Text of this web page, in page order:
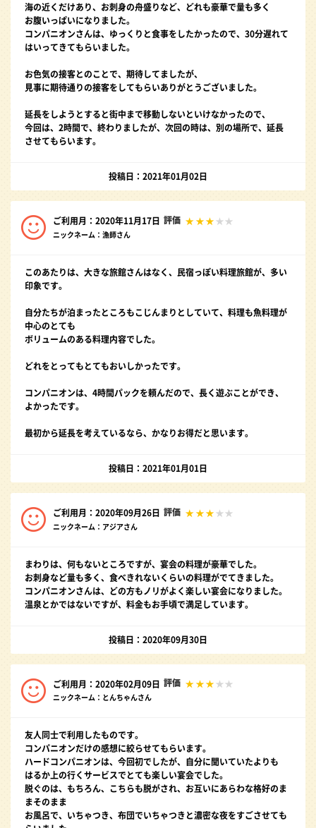
海の近くだけあり、お刺身の舟盛りなど、どれも豪華で量も多く
お腹いっぱいになりました。
コンパニオンさんは、ゆっくりと食事をしたかったので、30分遅れて
はいってきてもらいました。
お色気の接客とのことで、期待してましたが、
見事に期待通りの接客をしてもらいありがとうございました。
延長をしようとすると街中まで移動しないといけなかったので、
今回は、2時間で、終わりましたが、次回の時は、別の場所で、延長
させてもらいます。
投稿日：2021年01月02日
ご利用月：2020年11月17日 評価
ニックネーム：漁師さん
このあたりは、大きな旅館さんはなく、民宿っぽい料理旅館が、多い
印象です。
自分たちが泊まったところもこじんまりとしていて、料理も魚料理が
中心のとても
ボリュームのある料理内容でした。
どれをとってもとてもおいしかったです。
コンパニオンは、4時間パックを頼んだので、長く遊ぶことができ、
よかったです。
最初から延長を考えているなら、かなりお得だと思います。
投稿日：2021年01月01日
ご利用月：2020年09月26日 評価
ニックネーム：アジアさん
まわりは、何もないところですが、宴会の料理が豪華でした。
お刺身など量も多く、食べきれないくらいの料理がでてきました。
コンパニオンさんは、どの方もノリがよく楽しい宴会になりました。
温泉とかではないですが、料金もお手頃で満足しています。
投稿日：2020年09月30日
ご利用月：2020年02月09日 評価
ニックネーム：とんちゃんさん
友人同士で利用したものです。
コンパニオンだけの感想に絞らせてもらいます。
ハードコンパニオンは、今回初でしたが、自分に聞いていたよりも
はるか上の行くサービスでとても楽しい宴会でした。
脱ぐのは、もちろん、こちらも脱がされ、お互いにあらわな格好のま
まそのまま
お風呂で、いちゃつき、布団でいちゃつきと濃密な夜をすごさせても